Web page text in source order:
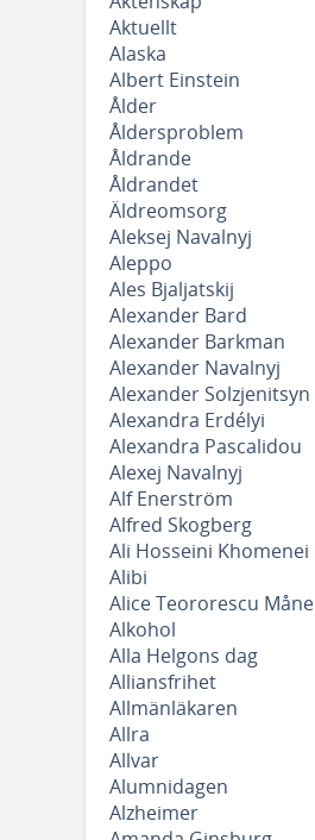
Aktuellt
Alaska
Albert Einstein
Ålder
Åldersproblem
Åldrande
Åldrandet
Äldreomsorg
Aleksej Navalnyj
Aleppo
Ales Bjaljatskij
Alexander Bard
Alexander Barkman
Alexander Navalnyj
Alexander Solzjenitsyn
Alexandra Erdélyi
Alexandra Pascalidou
Alexej Navalnyj
Alf Enerström
Alfred Skogberg
Ali Hosseini Khomenei
Alibi
Alice Teororescu Måne
Alkohol
Alla Helgons dag
Alliansfrihet
Allmänläkaren
Allra
Allvar
Alumnidagen
Alzheimer